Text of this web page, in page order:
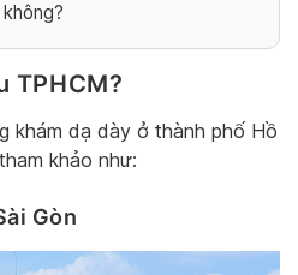
TPHCM?
khám dạ dày ở thành phố Hồ
khảo như:
Gòn